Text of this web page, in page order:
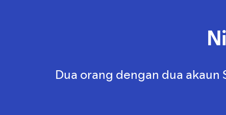
Dua orang dengan dua